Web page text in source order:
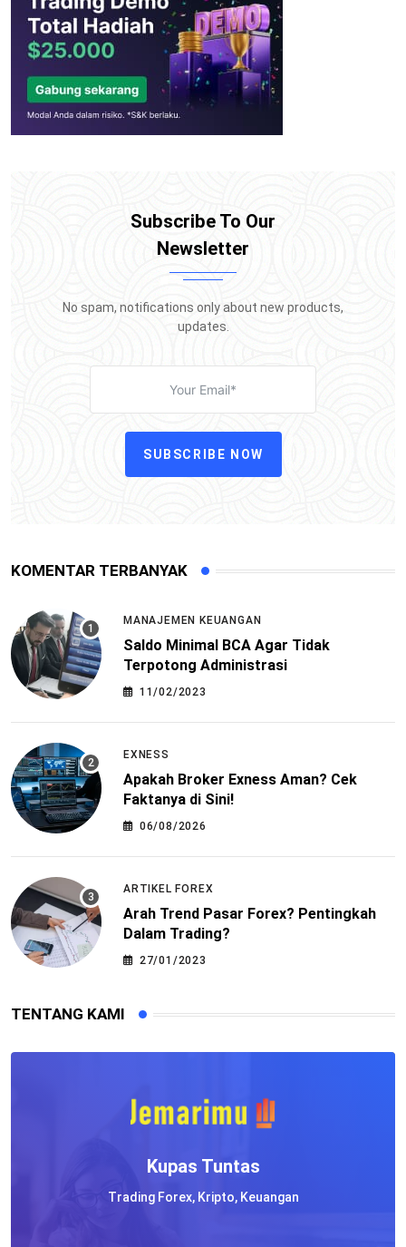
Subscribe To Our
Newsletter
No spam, notifications only about new products,
updates.
SUBSCRIBE NOW
KOMENTAR TERBANYAK
MANAJEMEN KEUANGAN
Saldo Minimal BCA Agar Tidak
Terpotong Administrasi
11/02/2023
EXNESS
Apakah Broker Exness Aman? Cek
Faktanya di Sini!
06/08/2026
ARTIKEL FOREX
Arah Trend Pasar Forex? Pentingkah
Dalam Trading?
27/01/2023
TENTANG KAMI
Kupas Tuntas
Trading Forex, Kripto, Keuangan